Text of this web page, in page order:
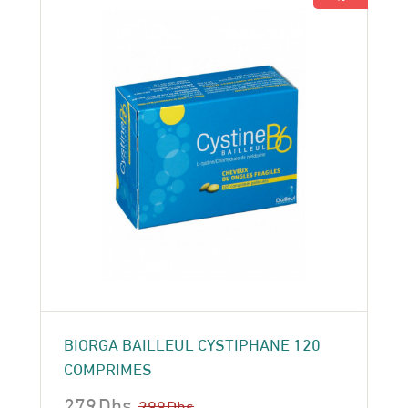
BIORGA BAILLEUL CYSTIPHANE 120
COMPRIMES